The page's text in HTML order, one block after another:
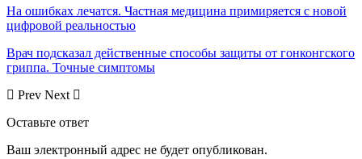
На ошибках лечатся. Частная медицина примиряется с новой
цифровой реальностью
Врач подсказал действенные способы защиты от гонконгского
гриппа. Точные симптомы
Prev Next
Оставьте ответ
Ваш электронный адрес не будет опубликован.